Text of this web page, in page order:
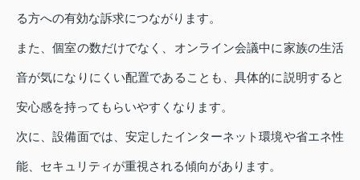
る方への有効な訴求につながります。
また、個室の数だけでなく、オンライン会議中に家族の生活
音が気になりにくい配置であることも、具体的に説明すると
安心感を持ってもらいやすくなります。
次に、設備面では、安定したインターネット環境や省エネ性
能、セキュリティが重視される傾向があります。